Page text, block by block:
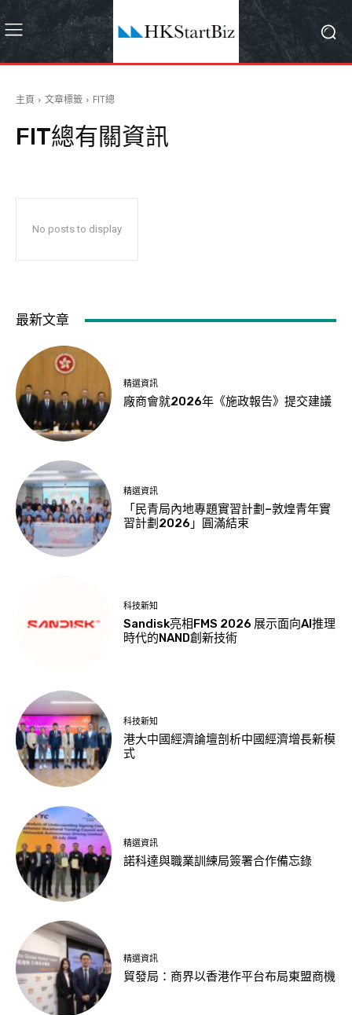
主頁 文章標籤 FIT總
FIT總有關資訊
No posts to display
最新文章
精選資訊
廠商會就2026年《施政報告》提交建議
精選資訊
「民青局內地專題實習計劃–敦煌青年實
習計劃2026」圓滿結束
科技新知
Sandisk亮相FMS 2026 展示面向AI推理
時代的NAND創新技術
科技新知
港大中國經濟論壇剖析中國經濟增長新模
式
精選資訊
諾科達與職業訓練局簽署合作備忘錄
精選資訊
貿發局：商界以香港作平台布局東盟商機